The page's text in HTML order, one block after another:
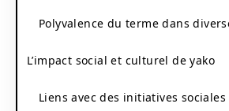
Polyvalence du terme dans
L’impact social et culturel de yako
Liens avec des initiatives sociales